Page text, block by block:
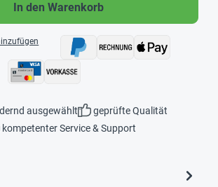
In den Warenkorb
ausgewählt
geprüfte Qualität
kompetenter Service & Support